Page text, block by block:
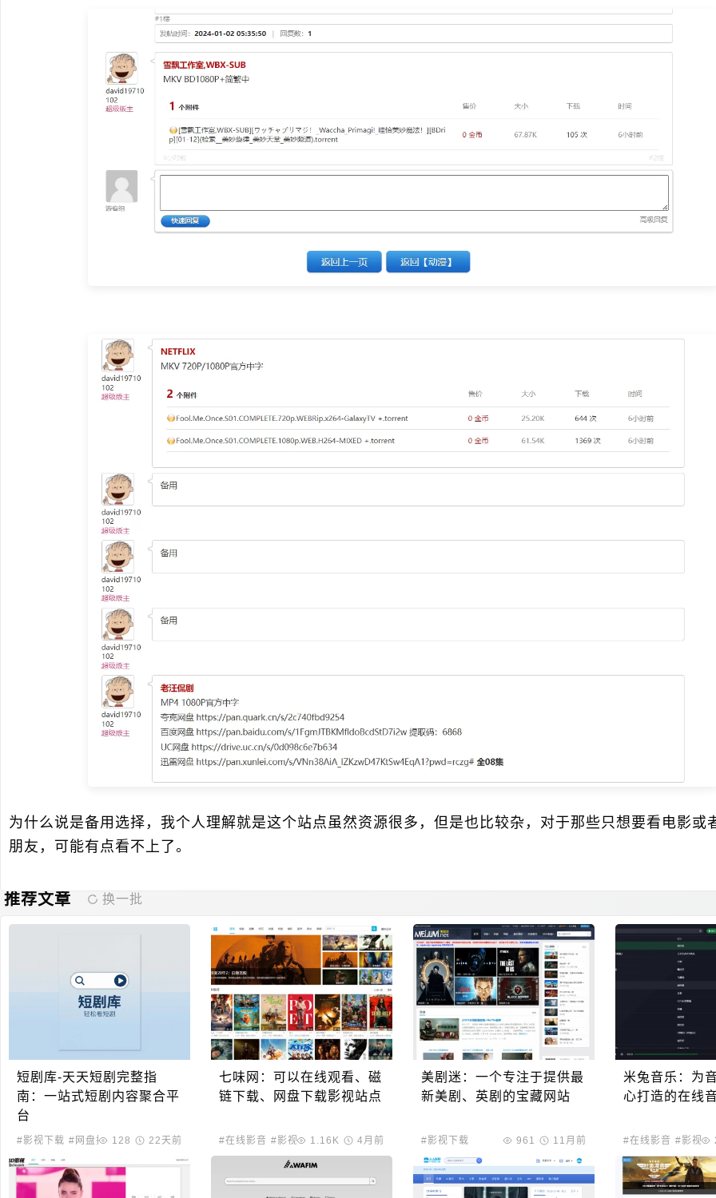
为什么说是备用选择，我个人理解就是这个站点虽然资源很多，但是也比较杂，对于那些只想要看电影或
朋友，可能有点看不上了。
推荐文章 换一批
短剧库-天天短剧完整指
南：一站式短剧内容聚合平
台
#影视下载 #网盘搜索128 22天前
七味网：可以在线观看、磁
链下载、网盘下载影视站点
#在线影音 #影视下载1.16K 4月前
美剧迷：一个专注于提供最
新美剧、英剧的宝藏网站
#影视下载 961 11月前
米兔音乐：为
心打造的在线
#在线影音 #影视下